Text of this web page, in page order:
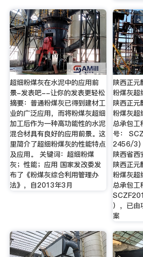
超细粉煤灰在水泥中的应用前
景-发表吧--让你的发表更轻松
摘要：普通粉煤灰已得到建材工
业的广泛应用，而将粉煤灰超细
加工后作为一种高功能性的水泥
混合材具有良好的应用前景。这
里简介了超细粉煤灰的性能特点
及应用。 关键词：超细粉煤
灰；性能；应用 国家发改委发
布了《粉煤灰综合利用管理办
法》，自2013年3月
陕西正元
粉煤灰超
陕西正元
粉煤灰超
总承包
号：
2456/3)
陕西省西
陕西正元
粉煤灰超
总承包工
），已
案